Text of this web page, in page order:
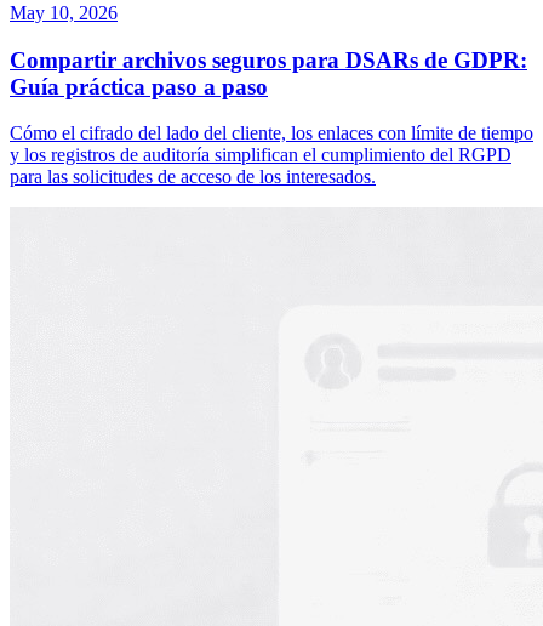
May 10, 2026
Compartir archivos seguros para DSARs de GDPR:
Guía práctica paso a paso
Cómo el cifrado del lado del cliente, los enlaces con límite de tiempo
y los registros de auditoría simplifican el cumplimiento del RGPD
para las solicitudes de acceso de los interesados.